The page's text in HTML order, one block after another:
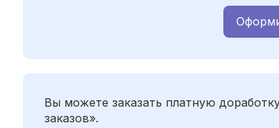
Вы можете заказать платную
заказов».